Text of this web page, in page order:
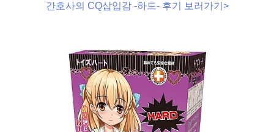
간호사의 CQ삽입감 -하드- 후기 보러가기>